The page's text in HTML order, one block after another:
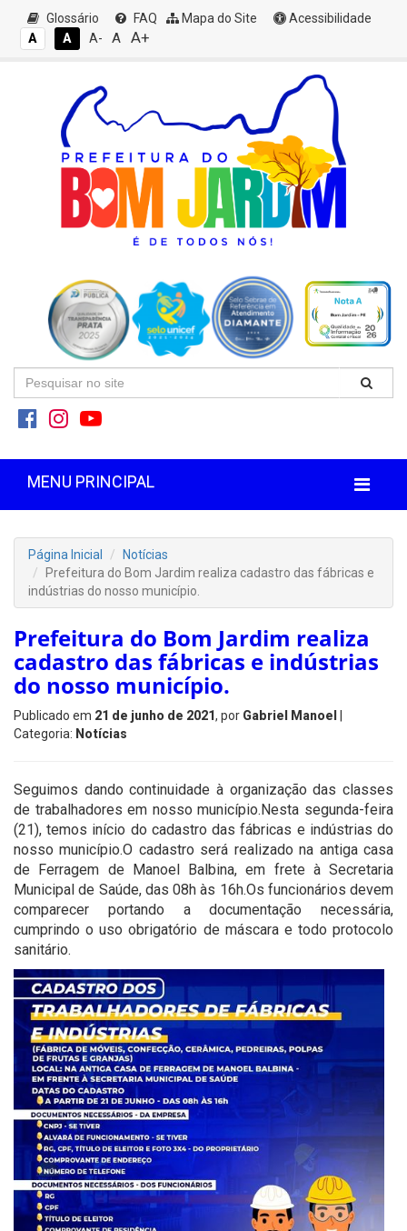
Glossário FAQ Mapa do Site
Acessibilidade
A
A A- A A+
MENU PRINCIPAL
Página Inicial
Notícias
Prefeitura do Bom Jardim realiza cadastro das fábricas e
indústrias do nosso município.
Prefeitura do Bom Jardim realiza
cadastro das fábricas e indústrias
do nosso município.
Publicado em 21 de junho de 2021, por Gabriel Manoel
Categoria: Notícias
Seguimos dando continuidade à organização das classes
de trabalhadores em nosso município.Nesta segunda-feira
(21), temos início do cadastro das fábricas e indústrias do
nosso município.O cadastro será realizado na antiga casa
de Ferragem de Manoel Balbina, em frete à Secretaria
Municipal de Saúde, das 08h às 16h.Os funcionários devem
comparecer portando a documentação necessária,
cumprindo o uso obrigatório de máscara e todo protocolo
sanitário.